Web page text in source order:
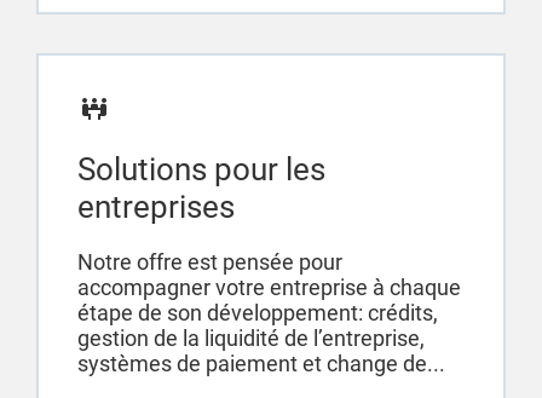
Solutions pour les
entreprises
Notre offre est pensée pour
accompagner votre entreprise à chaque
étape de son développement: crédits,
gestion de la liquidité de l’entreprise,
systèmes de paiement et change de...